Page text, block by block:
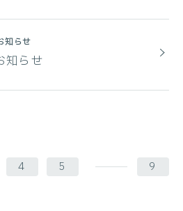
知らせ
知らせ
4 5 9